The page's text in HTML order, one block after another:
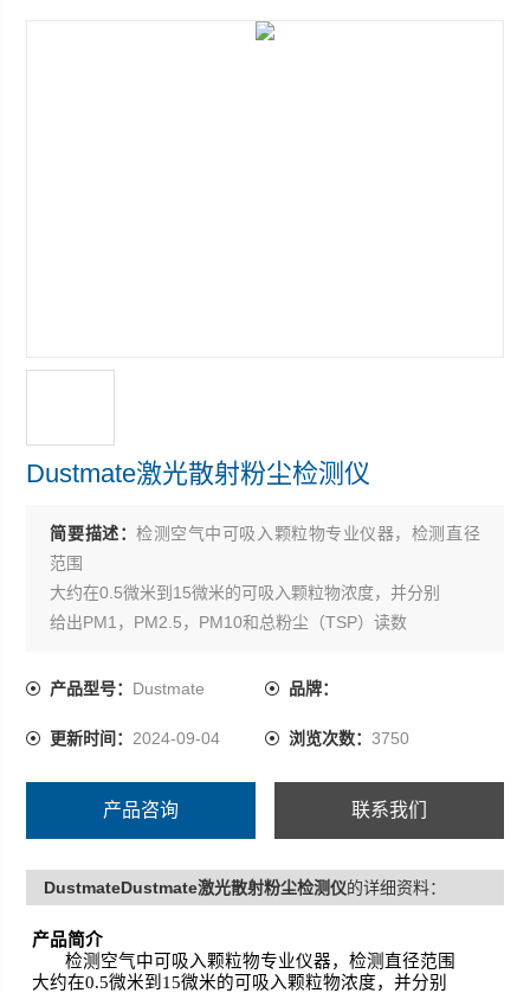
Dustmate激光散射粉尘检测仪
简要描述：检测空气中可吸入颗粒物专业仪器，检测直径
范围
大约在0.5微米到15微米的可吸入颗粒物浓度，并分别
给出PM1，PM2.5，PM10和总粉尘（TSP）读数
产品型号： Dustmate 品牌：
更新时间： 2024-09-04 浏览次数： 3750
产品咨询 联系我们
DustmateDustmate激光散射粉尘检测仪的详细资料：
产品简介
检测空气中可吸入颗粒物专业仪器，检测直径范围
大约在0.5微米到 15微米的可吸入颗粒物浓度，并分别